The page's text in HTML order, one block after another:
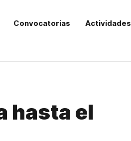
Convocatorias Actividades
hasta el